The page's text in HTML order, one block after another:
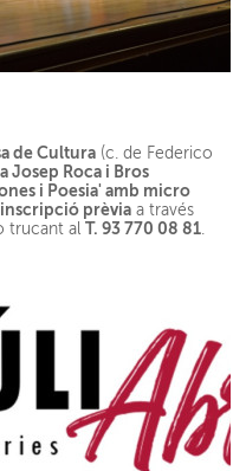
de Cultura (c. de Federico
Josep Roca i Bros
i Poesia' amb micro
prèvia a través
trucant alT. 93 770 08 81.